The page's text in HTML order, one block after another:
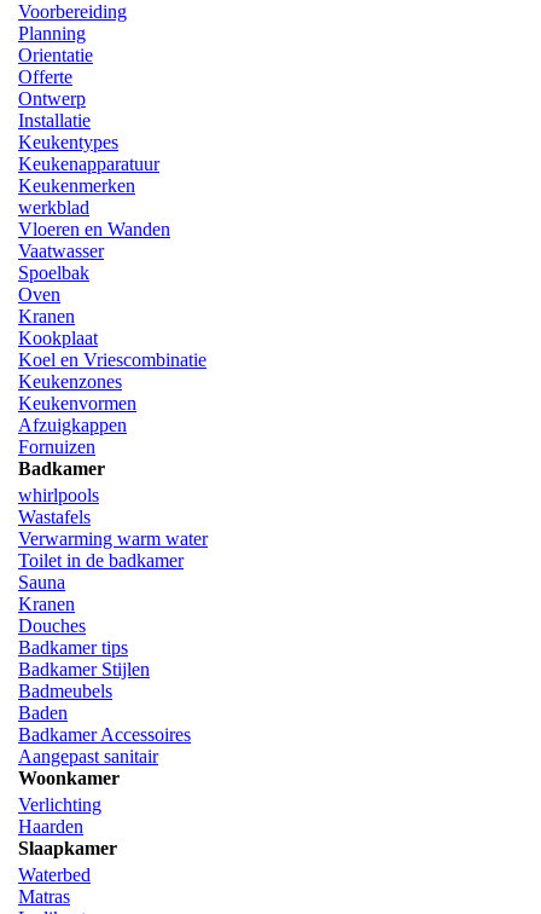
Voorbereiding
Planning
Orientatie
Offerte
Ontwerp
Installatie
Keukentypes
Keukenapparatuur
Keukenmerken
werkblad
Vloeren en Wanden
Vaatwasser
Spoelbak
Oven
Kranen
Kookplaat
Koel en Vriescombinatie
Keukenzones
Keukenvormen
Afzuigkappen
Fornuizen
Badkamer
whirlpools
Wastafels
Verwarming warm water
Toilet in de badkamer
Sauna
Kranen
Douches
Badkamer tips
Badkamer Stijlen
Badmeubels
Baden
Badkamer Accessoires
Aangepast sanitair
Woonkamer
Verlichting
Haarden
Slaapkamer
Waterbed
Matras